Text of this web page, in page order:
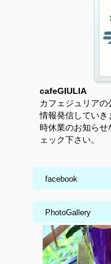
cafeGIULIA
カフェジュリア
情報発信していき
時休業のお知らせ
ェック下さい。
facebook
PhotoGallery